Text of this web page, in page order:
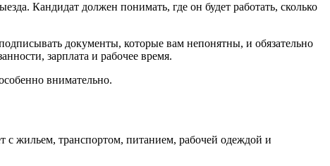
Кандидат должен понимать, где он будет работать, сколько
документы, которые вам непонятны, и обязательно
зарплата и рабочее время.
внимательно.
с жильем, транспортом, питанием, рабочей одеждой и